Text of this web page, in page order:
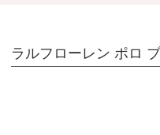
ラルフローレン ポロ